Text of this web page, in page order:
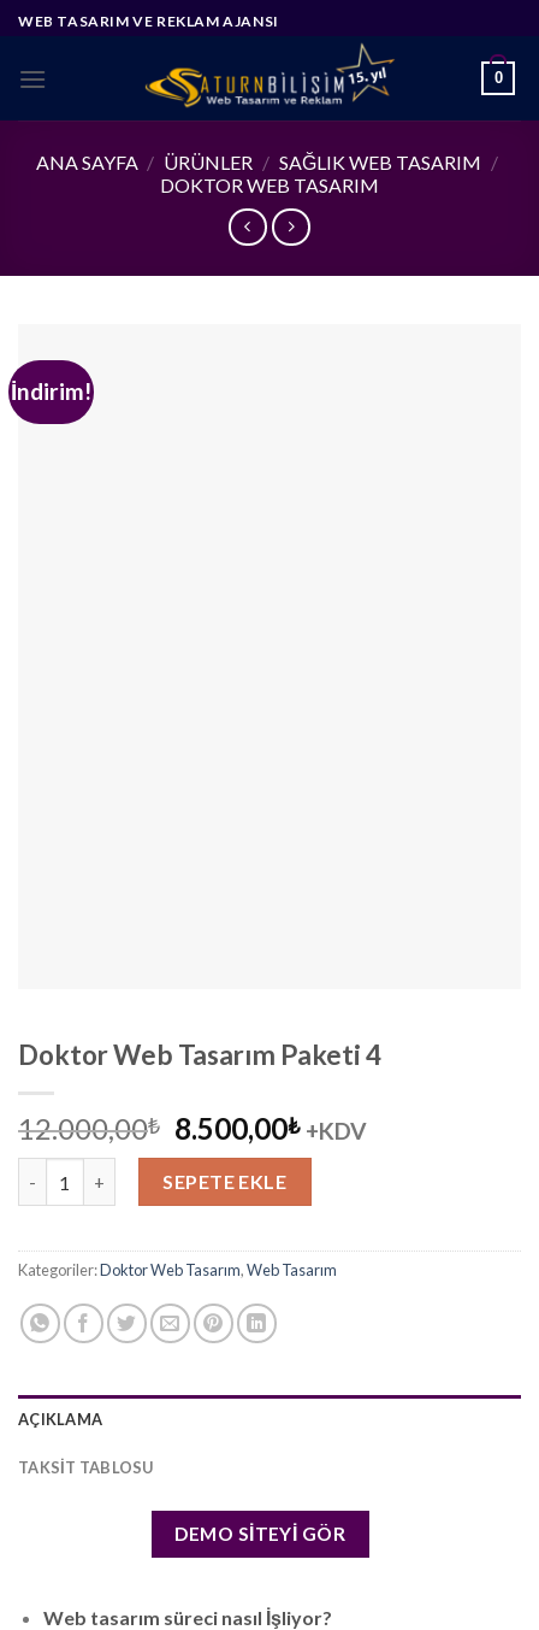
Skip
content
WEB TASARIM VE REKLAM AJANSI
0
ANA SAYFA / ÜRÜNLER / SAĞLIK WEB TASARIM /
DOKTOR WEB TASARIM
İndirim!
Doktor Web Tasarım Paketi 4
12.000,00₺ Orijinal
fiyat:
12.000,00₺.
8.500,00₺Şu
andaki
8.500,00₺.
+KDV
SEPETE EKLE
Kategoriler:Doktor Web Tasarım,Web Tasarım
AÇIKLAMA
TAKSIT TABLOSU
DEMO SİTEYİ GÖR
Web tasarım süreci nasıl İşliyor?